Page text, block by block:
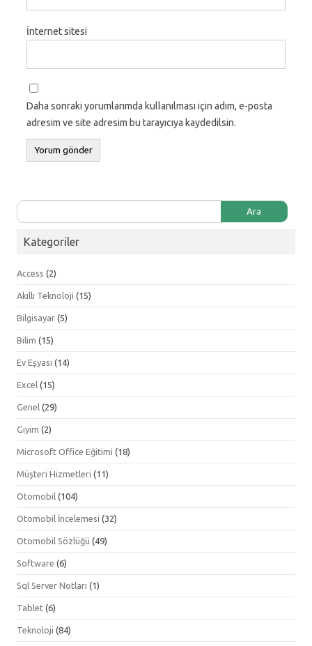
İnternet sitesi
Daha sonraki yorumlarımda kullanılması için adım, e-posta
adresim ve site adresim bu tarayıcıya kaydedilsin.
Arama:
Kategoriler
Access (2)
Akıllı Teknoloji (15)
Bilgisayar (5)
Bilim (15)
Ev Eşyası (14)
Excel (15)
Genel (29)
Giyim (2)
Microsoft Office Eğitimi (18)
Müşteri Hizmetleri (11)
Otomobil (104)
Otomobil İncelemesi (32)
Otomobil Sözlüğü (49)
Software (6)
Sql Server Notları (1)
Tablet (6)
Teknoloji (84)